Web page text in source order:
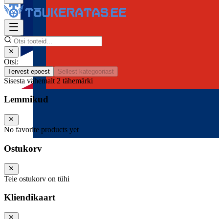
Otsi:
Tervest epoest Sellest kategooriast
Sisesta vähemalt 2 tähemärki
Lemmikud
No favorite products yet
Ostukorv
Teie ostukorv on tühi
Kliendikaart